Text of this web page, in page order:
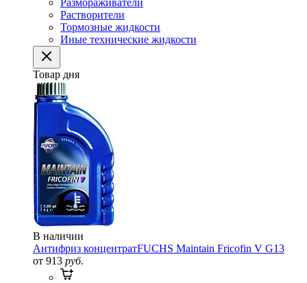
Размораживатели
Растворители
Тормозные жидкости
Иные технические жидкости
Товар дня
В наличии
Антифриз концентратFUCHS Maintain Fricofin V G13
от 913 руб.